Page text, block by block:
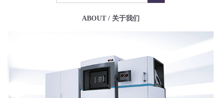
ABOUT / 关于我们